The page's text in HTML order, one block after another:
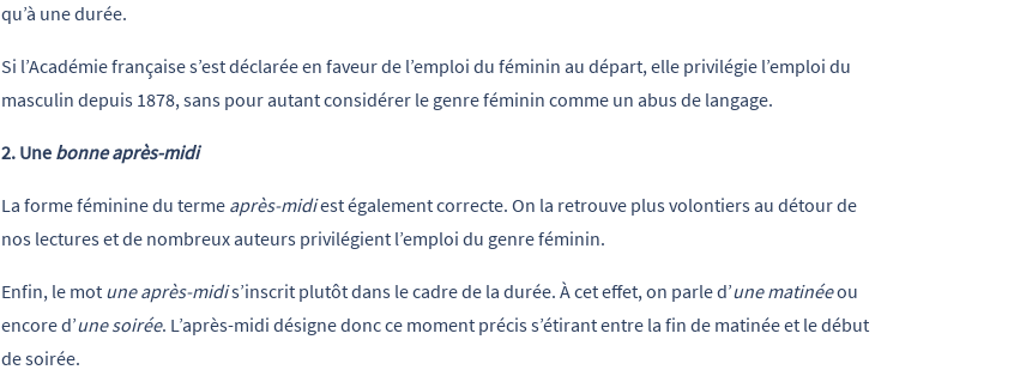
qu’à une durée.
Si l’Académie française s’est déclarée en faveur de l’emploi du féminin au départ, elle privilégie l’emploi du
masculin depuis 1878, sans pour autant considérer le genre féminin comme un abus de langage.
2. Une bonne après-midi
La forme féminine du terme après-midiest également correcte. On la retrouve plus volontiers au détour de
nos lectures et de nombreux auteurs privilégient l’emploi du genre féminin.
Enfin, le mot une après-midis’inscrit plutôt dans le cadre de la durée. À cet effet, on parle d’une matinéeou
encore d’une soirée. L’après-midi désigne donc ce moment précis s’étirant entre la fin de matinée et le début
de soirée.